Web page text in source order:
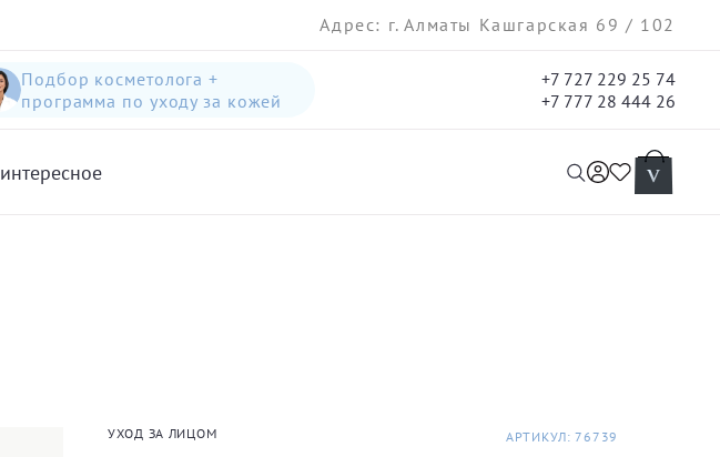
Адрес: г. Алматы Кашгарская 69 / 102
Подбор косметолога +
программа по уходу за кожей
+7 727 229 25 74
+7 777 28 444 26
интересное
УХОД ЗА ЛИЦОМ
АРТИКУЛ: 76739